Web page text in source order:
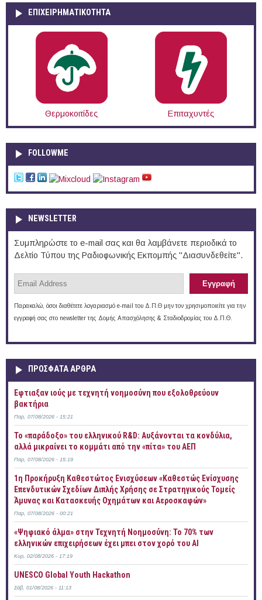
ΕΠΙΧΕΙΡΗΜΑΤΙΚΟΤΗΤΑ
Θερμοκοιτίδες Επιταχυντές
FOLLOWME
NEWSLETTER
Συμπληρώστε το e-mail σας και θα λαμβάνετε περιοδικά το
Δελτίο Τύπου της Ραδιοφωνικής Εκπομπής "Διασυνδεθείτε".
Παρακαλώ, όσοι διαθέτετε λογαριασμό e-mail του Δ.Π.Θ μην τον χρησιμοποιείτε για την
εγγραφή σας στο newsletter της Δομής Απασχόλησης & Σταδιοδρομίας του Δ.Π.Θ.
ΠΡOΣΦΑΤΑ AΡΘΡΑ
Έφτιαξαν ιούς με τεχνητή νοημοσύνη που εξολοθρεύουν
βακτήρια
Παρ, 07/08/2026 - 15:21
Το «παράδοξο» του ελληνικού R&D: Αυξάνονται τα κονδύλια,
αλλά μικραίνει το κομμάτι από την «πίτα» του ΑΕΠ
Παρ, 07/08/2026 - 15:19
1η Προκήρυξη Καθεστώτος Ενισχύσεων «Καθεστώς Ενίσχυσης
Επενδυτικών Σχεδίων Διπλής Χρήσης σε Στρατηγικούς Τομείς
Άμυνας και Κατασκευής Οχημάτων και Αεροσκαφών»
Παρ, 07/08/2026 - 00:21
«Ψηφιακό άλμα» στην Τεχνητή Νοημοσύνη: Το 70% των
ελληνικών επιχειρήσεων έχει μπει στον χορό του AI
Κυρ, 02/08/2026 - 17:19
UNESCO Global Youth Hackathon
Σάβ, 01/08/2026 - 11:13